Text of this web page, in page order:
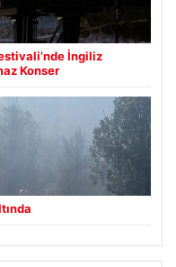
İngiliz
Konser